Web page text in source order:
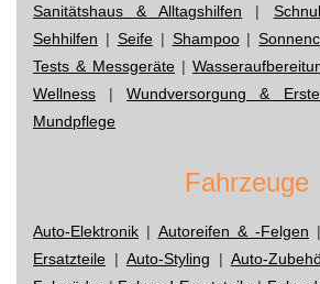
Sanitätshaus & Alltagshilfen |
Sehhilfen | Seife| Shampoo|
Tests & Messgeräte |
Wellness |Wundversorgung &
Mundpflege
Fahrzeuge
Auto-Elektronik | Autoreifen & -Felgen |
Ersatzteile | Auto-Styling | Auto-